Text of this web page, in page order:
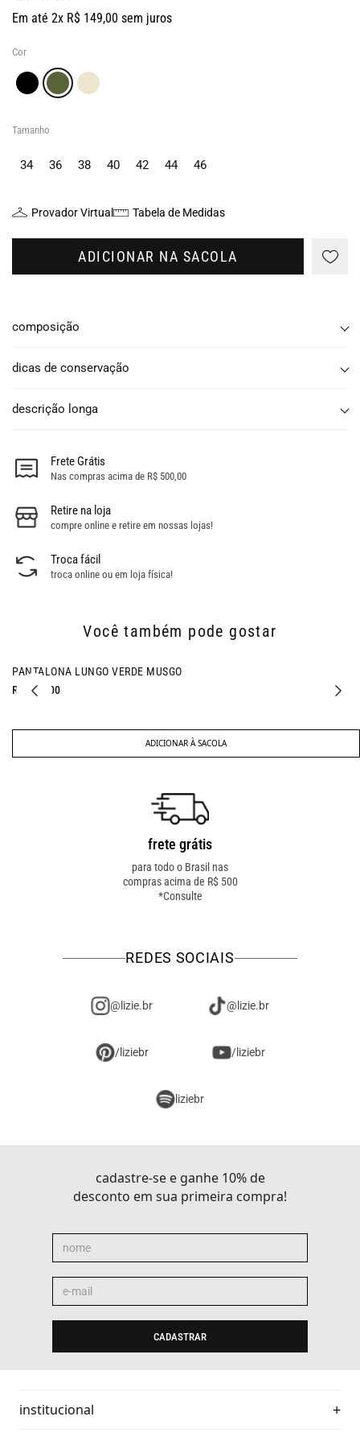
Em até 2x R$ 149,00 sem juros
Cor
Tamanho
34 36 38 40 42 44 46
Provador Virtual Tabela de Medidas
ADICIONAR NA SACOLA
composição
dicas de conservação
descrição longa
Frete Grátis
Nas compras acima de R$ 500,00
Retire na loja
compre online e retire em nossas lojas!
Troca fácil
troca online ou em loja física!
Você também pode gostar
PANTALONA LUNGO VERDE MUSGO
R$ 647,00
ADICIONAR À SACOLA
frete grátis
para todo o Brasil nas
compras acima de R$ 500
*Consulte
REDES SOCIAIS
@lizie.br @lizie.br
/liziebr /liziebr
liziebr
cadastre-se e ganhe 10% de
desconto em sua primeira compra!
CADASTRAR
institucional